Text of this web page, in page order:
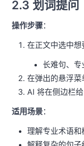
2.3 划词提问
操作步骤：
在正文中选中
长难句、
在弹出的悬浮菜
AI 将在侧边栏
适用场景：
理解专业术语和